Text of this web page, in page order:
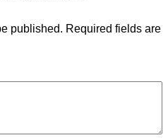
published. Required fields are